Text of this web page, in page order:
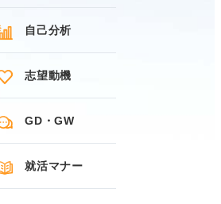
自己分析
志望動機
GD・GW
就活マナー